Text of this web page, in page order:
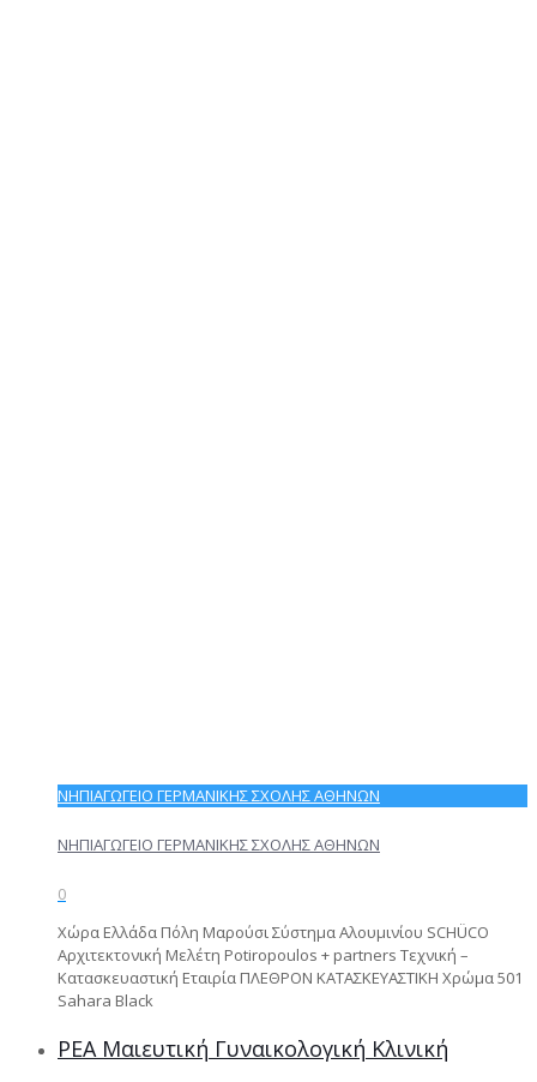
ΝΗΠΙΑΓΩΓΕΙΟ ΓΕΡΜΑΝΙΚΗΣ ΣΧΟΛΗΣ ΑΘΗΝΩΝ
ΝΗΠΙΑΓΩΓΕΙΟ ΓΕΡΜΑΝΙΚΗΣ ΣΧΟΛΗΣ ΑΘΗΝΩΝ
0
Χώρα Ελλάδα Πόλη Μαρούσι Σύστημα Αλουμινίου SCHÜCO
Αρχιτεκτονική Μελέτη Potiropoulos + partners Τεχνική –
Κατασκευαστική Εταιρία ΠΛΕΘΡΟΝ ΚΑΤΑΣΚΕΥΑΣΤΙΚΗ Χρώμα 501
Sahara Black
ΡΕΑ Μαιευτική Γυναικολογική Κλινική